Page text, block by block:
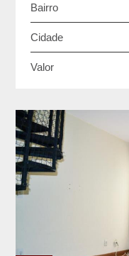
Bairro
Cidade
Valor